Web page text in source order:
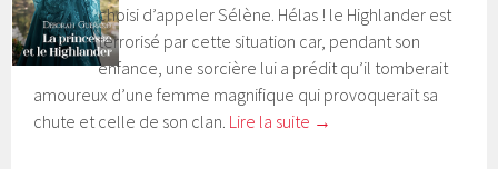
choisi d’appeler Sélène. Hélas ! le Highlander est
terrorisé par cette situation car, pendant son
enfance, une sorcière lui a prédit qu’il tomberait
amoureux d’une femme magnifique qui provoquerait sa
chute et celle de son clan. Lire la suite →